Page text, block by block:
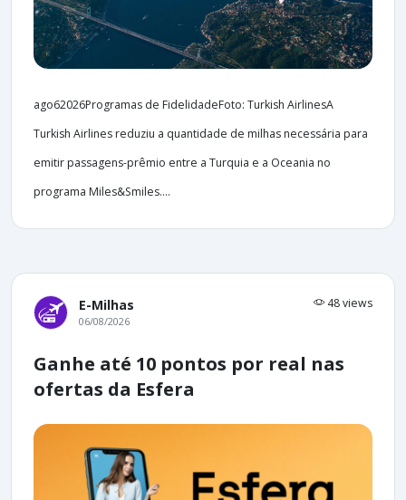
ago62026Programas de FidelidadeFoto: Turkish AirlinesA
Turkish Airlines reduziu a quantidade de milhas necessária para
emitir passagens-prêmio entre a Turquia e a Oceania no
programa Miles&Smiles....
E-Milhas 48 views
06/08/2026
Ganhe até 10 pontos por real nas
ofertas da Esfera